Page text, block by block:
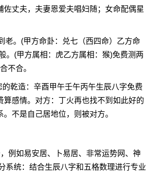
丈夫，夫妻恩爱夫唱妇随；女命配偶星
老。(甲方命卦：兑七（西四命）乙方命
。(甲方属相：虎乙方属相：猴)免费测两
不合。
乾造：辛酉甲午壬午丙午生辰八字免费
感情。对方：丁火再也找不到如此好的
不是自己居地位，则被对方。
例如易安居、卜易居、非常运势网、神
系统：结合生辰八字和五格数理进行专业